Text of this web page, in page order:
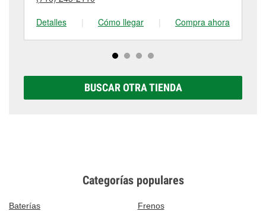
tienda #6814 para obtener más información.
Detalles
| Cómo llegar | Compra ahora
BUSCAR OTRA TIENDA
Categorías populares
Baterías
Frenos